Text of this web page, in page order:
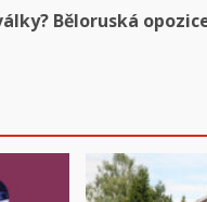
Běloruská